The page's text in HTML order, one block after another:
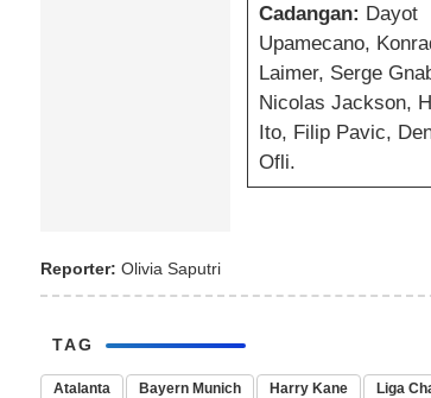
Cadangan: Dayot
Upamecano,
Laimer, Serge
Nicolas Jackson,
Ito, Filip Pavic,
Ofli.
Reporter: Olivia Saputri
TAG
Atalanta Bayern Munich Harry Kane Liga